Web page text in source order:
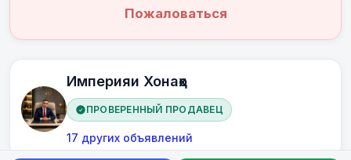
Пожаловаться
Империяи Хонаҳо
ПРОВЕРЕННЫЙ ПРОДАВЕЦ
17 других объявлений